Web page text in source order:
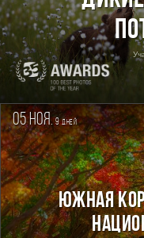
05 ноя.9дней
Южная